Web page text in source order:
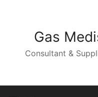
Gas
Consultant &